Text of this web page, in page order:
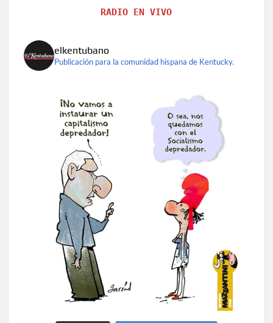
RADIO EN VIVO
elkentubano
Publicación para la comunidad hispana de Kentucky.